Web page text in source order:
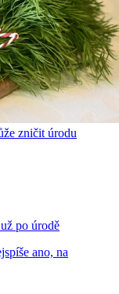
zničit úrodu
po úrodě
ano, na